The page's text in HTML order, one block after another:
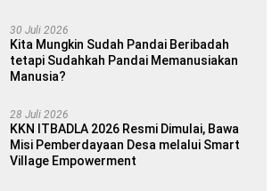
30 Juli 2026
Kita Mungkin Sudah Pandai Beribadah
tetapi Sudahkah Pandai Memanusiakan
Manusia?
28 Juli 2026
KKN ITBADLA 2026 Resmi Dimulai, Bawa
Misi Pemberdayaan Desa melalui Smart
Village Empowerment